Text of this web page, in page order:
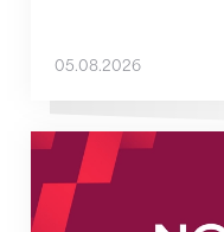
05.08.2026
Nouveaux horaires